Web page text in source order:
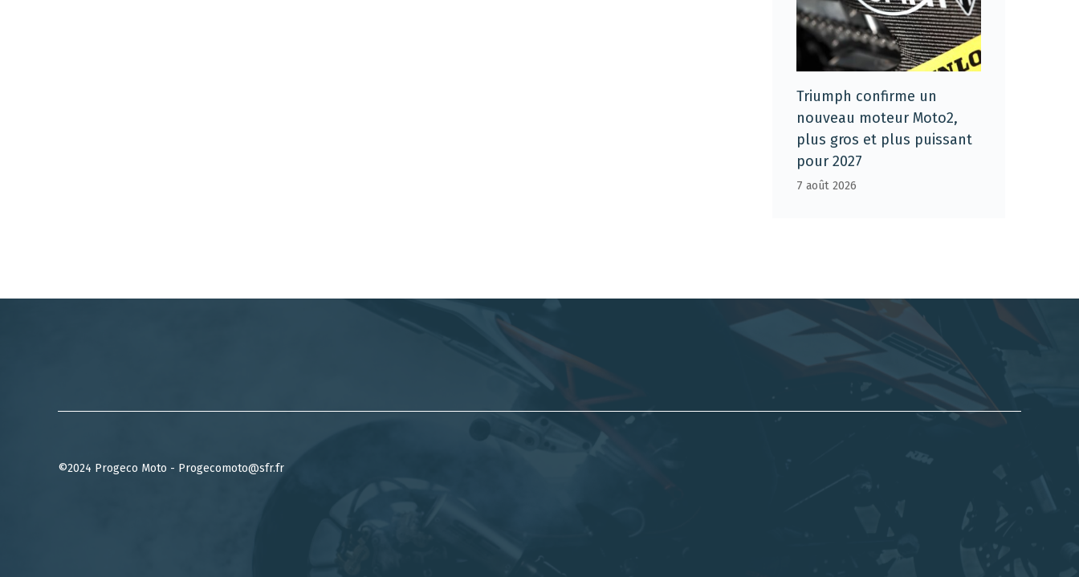
Triumph confirme un
nouveau moteur Moto2,
plus gros et plus puissant
pour 2027
7 août 2026
©2024 Progeco Moto - Progecomoto@sfr.fr